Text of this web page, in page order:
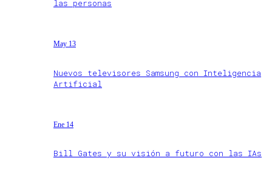
las personas
May 13
Nuevos televisores Samsung con Inteligencia
Artificial
Ene 14
Bill Gates y su visión a futuro con las IAs